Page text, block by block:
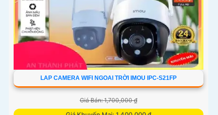
LAP CAMERA WIFI NGOAI TRỜI IMOU IPC-S21FP
Giá Bán: 1,700,000 ₫